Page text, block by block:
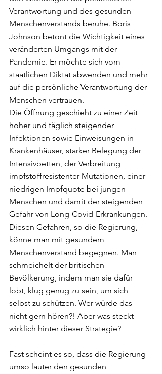
Verantwortung und des gesunden
Menschenverstands beruhe. Boris
Johnson betont die Wichtigkeit eines
veränderten Umgangs mit der
Pandemie. Er möchte sich vom
staatlichen Diktat abwenden und mehr
auf die persönliche Verantwortung der
Menschen vertrauen.
Die Öffnung geschieht zu einer Zeit
hoher und täglich steigender
Infektionen sowie Einweisungen in
Krankenhäuser, starker Belegung der
Intensivbetten, der Verbreitung
impfstoffresistenter Mutationen, einer
niedrigen Impfquote bei jungen
Menschen und damit der steigenden
Gefahr von Long-Covid-Erkrankungen.
Diesen Gefahren, so die Regierung,
könne man mit gesundem
Menschenverstand begegnen. Man
schmeichelt der britischen
Bevölkerung, indem man sie dafür
lobt, klug genug zu sein, um sich
selbst zu schützen. Wer würde das
nicht gern hören?! Aber was steckt
wirklich hinter dieser Strategie?
Fast scheint es so, dass die Regierung
umso lauter den gesunden